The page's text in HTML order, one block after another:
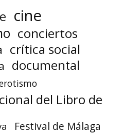
cine
conciertos
crítica social
documental
del Libro de
Festival de Málaga